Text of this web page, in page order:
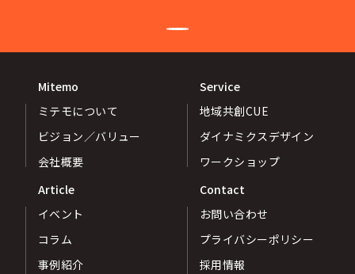
Mitemo
ミテモについて
ビジョン／バリュー
会社概要
Service
地域共創CUE
ダイナミクスデザイン
ワークショップ
Article
イベント
コラム
事例紹介
Contact
お問い合わせ
プライバシーポリシー
採用情報